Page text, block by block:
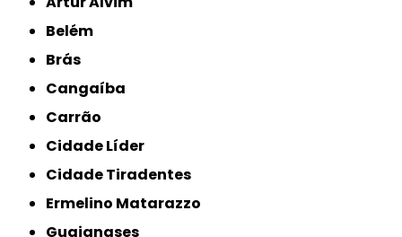
Belém
Brás
Cangaíba
Carrão
Cidade Líder
Cidade Tiradentes
Ermelino Matarazzo
Guaianases